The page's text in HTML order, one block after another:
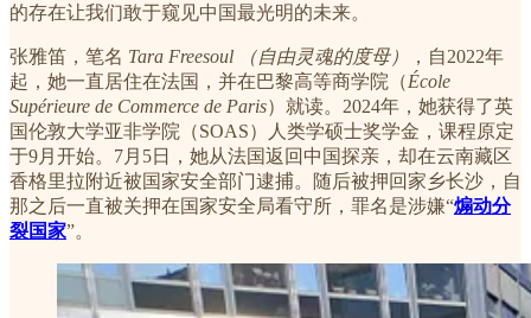
的存在让我们敢于窥见中国最光明的未来。
张雅笛，笔名 Tara Freesoul （自由灵魂的度母）
，自2022年
起，她一直居住在法国，并在巴黎高等商学院（École
Supérieure de Commerce de Paris）就读。2024年，她获得了英
国伦敦大学亚非学院（SOAS）人类学硕士奖学金，课程原定
于9月开始。7月5日，她从法国返回中国探亲，却在云南藏区
香格里拉附近被国家安全部门逮捕。随后被押回家乡长沙，自
那之后一直被关押在国家安全局看守所，罪名是涉嫌“煽动分
裂国家”。